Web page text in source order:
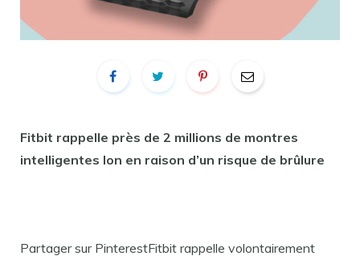
Fitbit rappelle près de 2 millions de montres
intelligentes Ion en raison d’un risque de brûlure
Partager sur PinterestFitbit rappelle volontairement